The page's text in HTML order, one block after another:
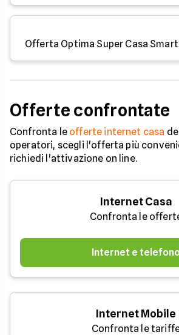
Offerte confrontate
Confronta le offerte internet casa
operatori, scegli l'offerta più
richiedi l'attivazione on line.
Internet Casa
Confronta le
Internet e
Internet Mobile
Confronta le